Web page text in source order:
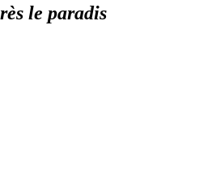
le paradis